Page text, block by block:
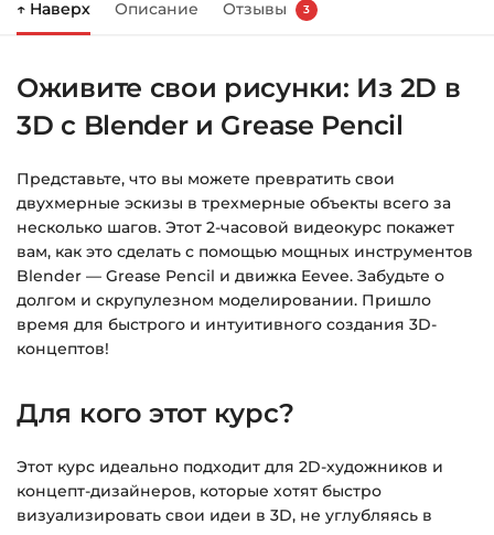
Справа появится корзина — нажмите
Заполните все поля (почта и пароль).
Оплатите удобным способом (более 8
После оплаты появится страница
благодарности с кнопкой «Перейти к
загрузкам». Нажмите её — и откроется
страница с курсами.
Дополнительно ссылка на курс придёт вам
на email.
Доступ к курсам: без ограничений по
времени.
Подробнее об оплате и безопасности — в
справке >>>
↑ Наверх Описание Отзывы 3
Оживите свои рисунки: Из 2D в
3D с Blender и Grease Pencil
Представьте, что вы можете превратить свои
двухмерные эскизы в трехмерные объекты всего за
несколько шагов. Этот 2-часовой видеокурс покажет
вам, как это сделать с помощью мощных инструментов
Blender — Grease Pencil и движка Eevee. Забудьте о
долгом и скрупулезном моделировании. Пришло
время для быстрого и интуитивного создания 3D-
концептов!
Для кого этот курс?
Этот курс идеально подходит для 2D-художников и
концепт-дизайнеров, которые хотят быстро
визуализировать свои идеи в 3D, не углубляясь в